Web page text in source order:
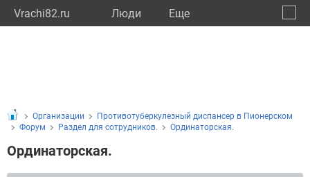
Vrachi82.ru Люди Eще
Организации
Противотуберкулезный диспансер в Пионерском
Форум
Раздел для сотрудников. Ординаторская.
Ординаторская.